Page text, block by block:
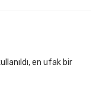
en ufak bir